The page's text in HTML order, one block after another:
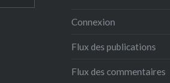
Connexion
Flux des publications
Flux des commentaires